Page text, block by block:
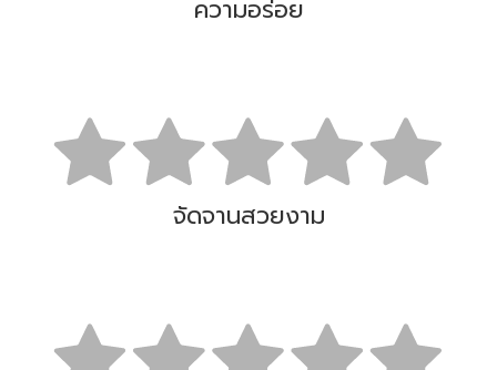
ความอร่อย
จัดจานสวยงาม